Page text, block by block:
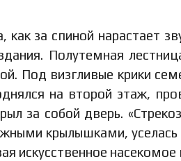
за спиной нарастает
Полутемная
Под визгливые крики
на второй этаж,
за собой дверь.
крылышками,
искусственное насекомое